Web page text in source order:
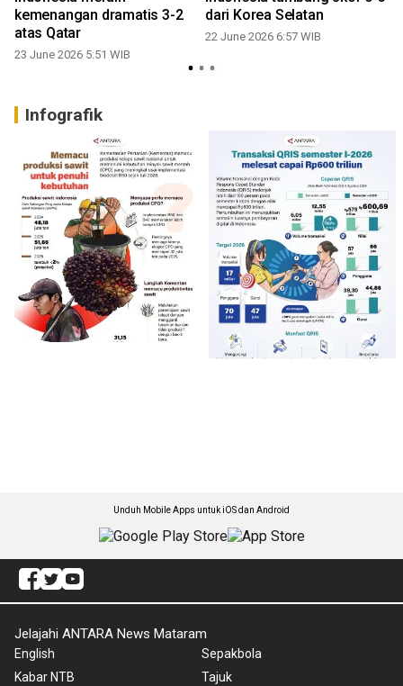
kemenangan dramatis 3-2
atas Qatar
23 June 2026 5:51 WIB
dari Korea Selatan
22 June 2026 6:57 WIB
Infografik
Unduh Mobile Apps untuk iOS dan Android
Jelajahi ANTARA News Mataram
English
Kabar NTB
Sepakbola
Tajuk